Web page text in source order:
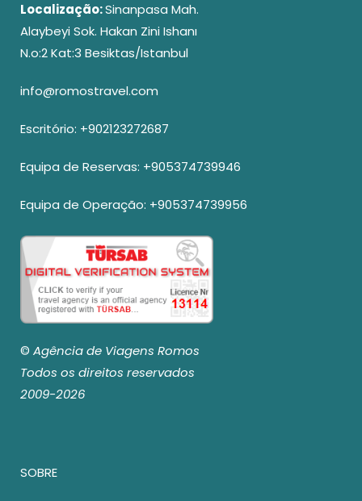
Localização:Sinanpasa Mah.
Alaybeyi Sok. Hakan Zini Ishanı
N.o:2 Kat:3 Besiktas/Istanbul
info@romostravel.com
Escritório: +902123272687
Equipa de Reservas: +905374739946
Equipa de Operação: +905374739956
© Agência de Viagens Romos
Todos os direitos reservados
2009-2026
SOBRE